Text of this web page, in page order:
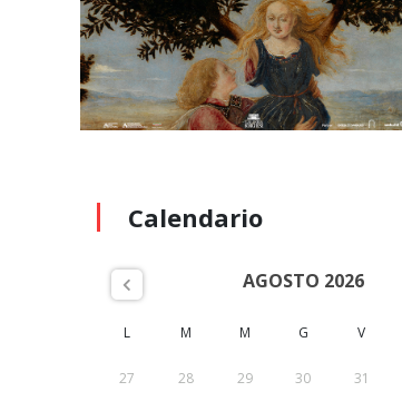
Calendario
AGOSTO 2026
L M M G V
27 28 29 30 31